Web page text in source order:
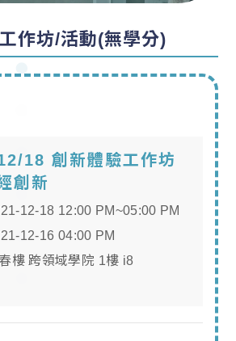
作坊/活動(無學分)
18 創新體驗工作坊
創新
12-18 12:00 PM~05:00 PM
12-16 04:00 PM
樓 跨領域學院 1樓 i8